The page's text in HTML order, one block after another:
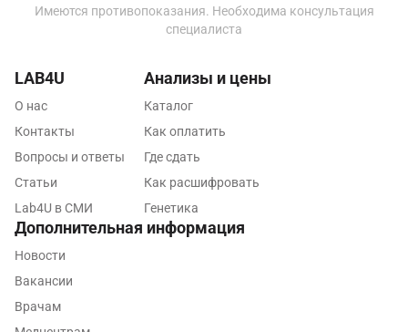
Орел
Орехово-Зуево
Пенза
Имеются противопоказания. Необходима консультация
специалиста
LAB4U
О нас
Контакты
Вопросы и ответы
Статьи
Lab4U в СМИ
Анализы и цены
Каталог
Как оплатить
Где сдать
Как расшифровать
Генетика
Дополнительная информация
Новости
Вакансии
Врачам